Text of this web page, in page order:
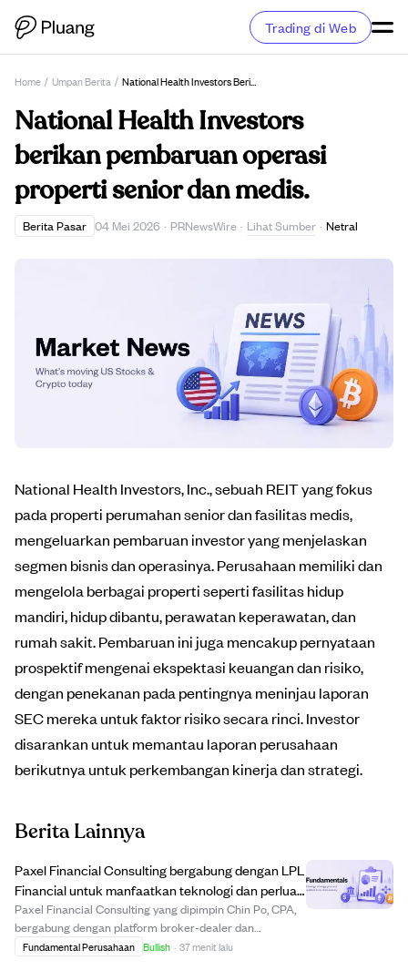
Trading di Web
Home / Umpan Berita / National Health Investors Berikan Pembaruan Operasi Properti Senior Dan Medis.
National Health Investors
berikan pembaruan operasi
properti senior dan medis.
Berita Pasar 04 Mei 2026 · PRNewsWire · Lihat Sumber · Netral
National Health Investors, Inc., sebuah REIT yang fokus
pada properti perumahan senior dan fasilitas medis,
mengeluarkan pembaruan investor yang menjelaskan
segmen bisnis dan operasinya. Perusahaan memiliki dan
mengelola berbagai properti seperti fasilitas hidup
mandiri, hidup dibantu, perawatan keperawatan, dan
rumah sakit. Pembaruan ini juga mencakup pernyataan
prospektif mengenai ekspektasi keuangan dan risiko,
dengan penekanan pada pentingnya meninjau laporan
SEC mereka untuk faktor risiko secara rinci. Investor
disarankan untuk memantau laporan perusahaan
berikutnya untuk perkembangan kinerja dan strategi.
Berita Lainnya
Paxel Financial Consulting bergabung dengan LPL
Financial untuk manfaatkan teknologi dan perluas
pertumbuhan.
Paxel Financial Consulting yang dipimpin Chin Po, CPA,
bergabung dengan platform broker-dealer dan
Registered Investment Advisor LPL Financial dengan
Fundamental Perusahaan Bullish · 37 menit lalu